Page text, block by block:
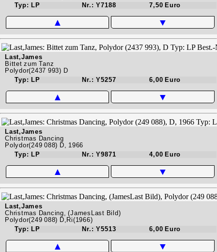
Typ: LP
Nr.: Y7188 7,50 Euro
▲ ▼
Last,James
Bittet zum Tanz
Polydor(2437 993) D
Typ: LP
Nr.: Y5257 6,00 Euro
▲ ▼
Last,James
Christmas Dancing
Polydor(249 088) D, 1966
Typ: LP
Nr.: Y9871 4,00 Euro
▲ ▼
Last,James
Christmas Dancing, (JamesLast Bild)
Polydor(249 088) D,Ri(1966)
Typ: LP
Nr.: Y5513 6,00 Euro
▲ ▼